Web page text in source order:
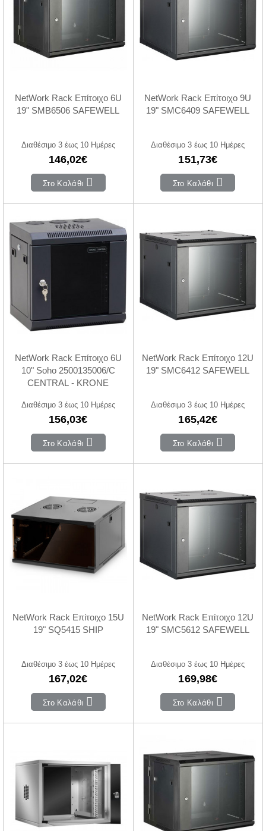
NetWork Rack Επίτοιχο 6U
19" SMB6506 SAFEWELL
Διαθέσιμο 3 έως 10 Ημέρες
146,02€
Στο Καλάθι
NetWork Rack Επίτοιχο 9U
19" SMC6409 SAFEWELL
Διαθέσιμο 3 έως 10 Ημέρες
151,73€
Στο Καλάθι
NetWork Rack Επίτοιχο 6U
10" Soho 2500135006/C
CENTRAL - KRONE
Διαθέσιμο 3 έως 10 Ημέρες
156,03€
Στο Καλάθι
NetWork Rack Επίτοιχο 12U
19" SMC6412 SAFEWELL
Διαθέσιμο 3 έως 10 Ημέρες
165,42€
Στο Καλάθι
NetWork Rack Επίτοιχο 15U
19" SQ5415 SHIP
Διαθέσιμο 3 έως 10 Ημέρες
167,02€
Στο Καλάθι
NetWork Rack Επίτοιχο 12U
19" SMC5612 SAFEWELL
Διαθέσιμο 3 έως 10 Ημέρες
169,98€
Στο Καλάθι